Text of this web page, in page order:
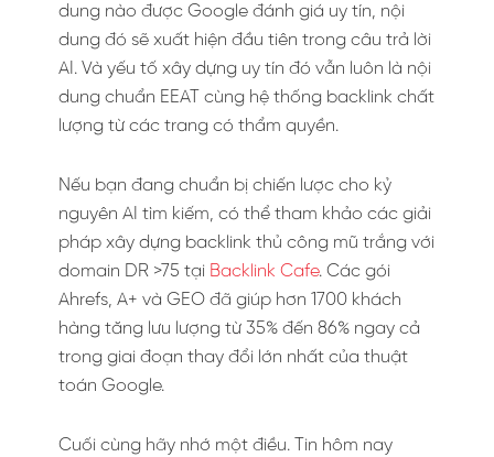
dung nào được Google đánh giá uy tín, nội
dung đó sẽ xuất hiện đầu tiên trong câu trả lời
AI. Và yếu tố xây dựng uy tín đó vẫn luôn là nội
dung chuẩn EEAT cùng hệ thống backlink chất
lượng từ các trang có thẩm quyền.
Nếu bạn đang chuẩn bị chiến lược cho kỷ
nguyên AI tìm kiếm, có thể tham khảo các giải
pháp xây dựng backlink thủ công mũ trắng với
domain DR >75 tại Backlink Cafe. Các gói
Ahrefs, A+ và GEO đã giúp hơn 1700 khách
hàng tăng lưu lượng từ 35% đến 86% ngay cả
trong giai đoạn thay đổi lớn nhất của thuật
toán Google.
Cuối cùng hãy nhớ một điều. Tin hôm nay